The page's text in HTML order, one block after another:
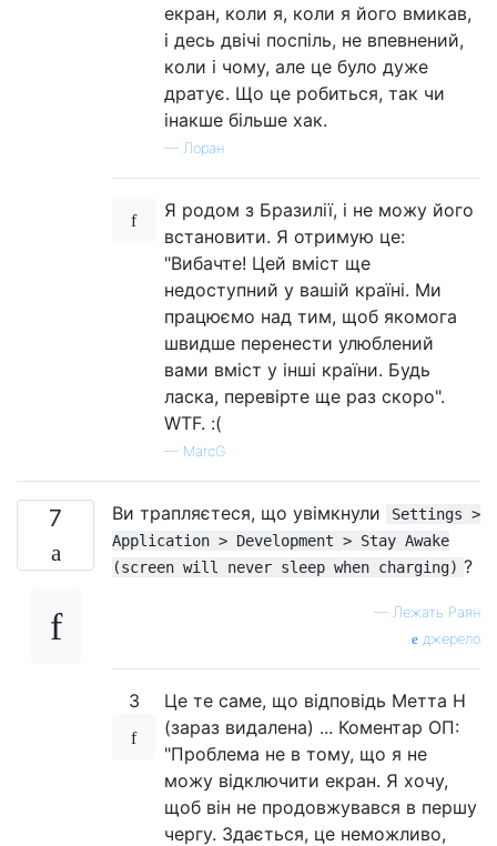
екран, коли я, коли я його вмикав,
і десь двічі поспіль, не впевнений,
коли і чому, але це було дуже
дратує. Що це робиться, так чи
інакше більше хак.
— Лоран
Я родом з Бразилії, і не можу його
встановити. Я отримую це:
"Вибачте! Цей вміст ще
недоступний у вашій країні. Ми
працюємо над тим, щоб якомога
швидше перенести улюблений
вами вміст у інші країни. Будь
ласка, перевірте ще раз скоро".
WTF. :(
— MarcG
7 Ви трапляєтеся, що увімкнули
Settings >
Application > Development > Stay Awake
(screen will never sleep when charging) ?
— Лежать Раян
джерело
3
Це те саме, що відповідь Метта Н
(зараз видалена) ... Коментар ОП:
"Проблема не в тому, що я не
можу відключити екран. Я хочу,
щоб він не продовжувався в першу
чергу. Здається, це неможливо,